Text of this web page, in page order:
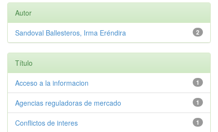
Autor
2
Sandoval Ballesteros, Irma Eréndira
Título
1
Acceso a la informacion
1
Agencias reguladoras de mercado
1
Conflictos de interes